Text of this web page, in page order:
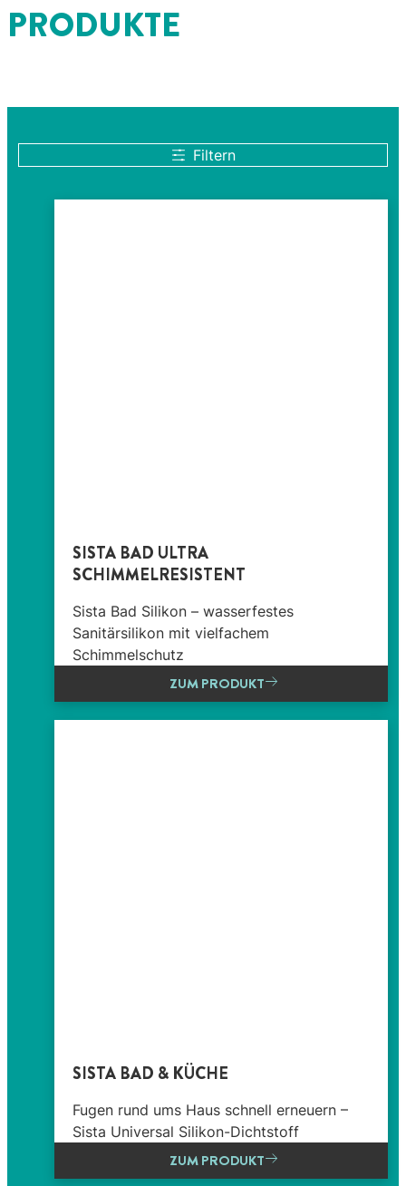
PRODUKTE
Filtern
SISTA BAD ULTRA
SCHIMMELRESISTENT
Sista Bad Silikon – wasserfestes
Sanitärsilikon mit vielfachem
Schimmelschutz
ZUM PRODUKT
SISTA BAD & KÜCHE
Fugen rund ums Haus schnell erneuern –
Sista Universal Silikon-Dichtstoff
ZUM PRODUKT